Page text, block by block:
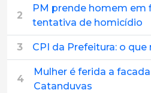
2
PM prende homem em
tentativa de homicídio
3 CPI da Prefeitura: o
4
Mulher é ferida a
Catanduvas